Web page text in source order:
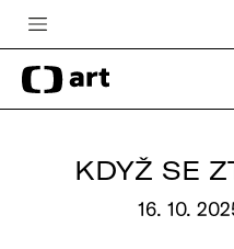
Česká televize
Zpravodajství
KDYŽ SE
16. 10.